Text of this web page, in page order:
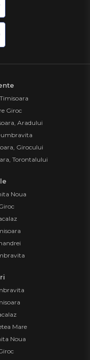
Giroc
Aradului
Girocului
Torontalului
Noua
Mare
Noua